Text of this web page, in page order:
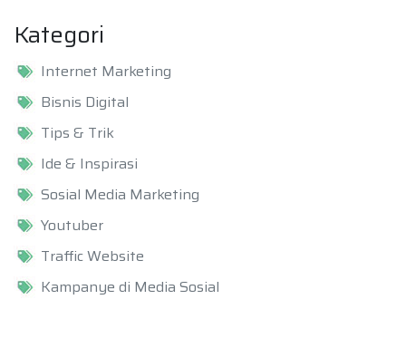
Kategori
Internet Marketing
Bisnis Digital
Tips & Trik
Ide & Inspirasi
Sosial Media Marketing
Youtuber
Traffic Website
Kampanye di Media Sosial